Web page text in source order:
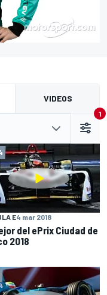
VIDEOS
1
E4 mar 2018
del ePrix Ciudad de
2018